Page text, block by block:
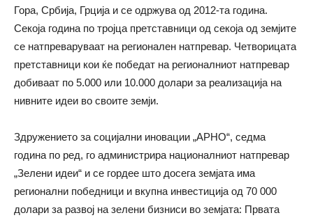
Гора, Србија, Грција и се одржува од 2012-та година.
Секоја година по тројца претставници од секоја од земјите
се натпреваруваат на регионален натпревар. Четворицата
претставници кои ќе победат на регионалниот натпревар
добиваат по 5.000 или 10.000 долари за реализација на
нивните идеи во своите земји.
Здружението за социјални иновации „АРНО“, седма
година по ред, го администрира националниот натпревар
„Зелени идеи“ и се гордее што досега земјата има
регионални победници и вкупна инвестиција од 70 000
долари за развој на зелени бизниси во земјата: Првата